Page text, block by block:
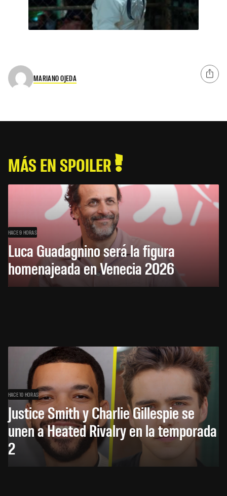
MARIANO OJEDA
MÁS EN SPOILER
HACE 9 HORAS
Luca Guadagnino será la figura
homenajeada en Venecia 2026
HACE 10 HORAS
Justice Smith y Charlie Gillespie se
unen a Heated Rivalry en la temporada
2